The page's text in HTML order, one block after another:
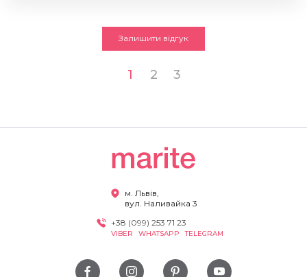
Залишити відгук
1 2 3
м. Львів,
вул. Наливайка 3
+38 (099) 253 71 23
VIBER WHATSAPP TELEGRAM